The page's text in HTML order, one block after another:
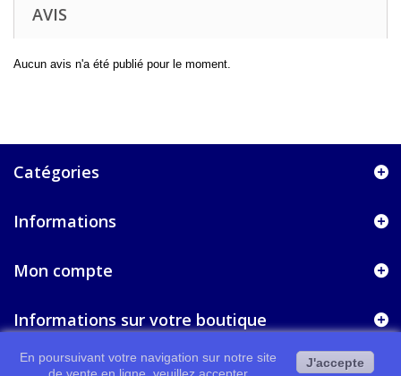
AVIS
Aucun avis n'a été publié pour le moment.
Catégories
Informations
Mon compte
Informations sur votre boutique
En poursuivant votre navigation sur notre site
J'accepte